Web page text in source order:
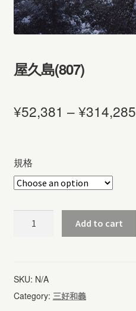
屋久島(807)
¥52,381 –¥314,285
規格
(807)
quantity
Add to cart
SKU: N/A
Category: 三好和義